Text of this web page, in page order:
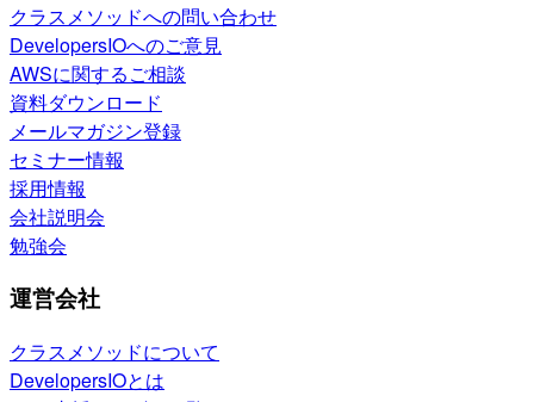
クラスメソッドへの問い合わせ
DevelopersIOへのご意見
AWSに関するご相談
資料ダウンロード
メールマガジン登録
セミナー情報
採用情報
会社説明会
勉強会
運営会社
クラスメソッドについて
DevelopersIOとは